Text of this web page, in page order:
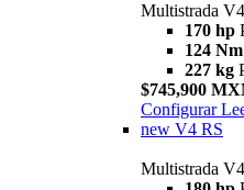
Multistrada
170 hp
124 Nm
227 kg
$745,900
Configurar
new V4 RS
Multistrada